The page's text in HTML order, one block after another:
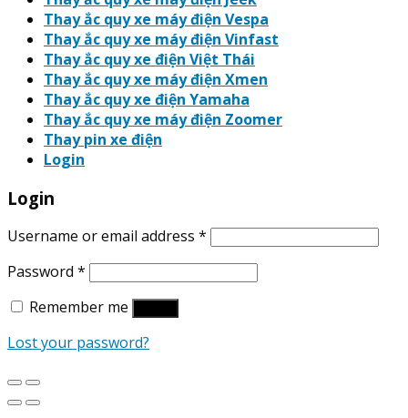
Thay ắc quy xe máy điện Vespa
Thay ắc quy xe máy điện Vinfast
Thay ắc quy xe điện Việt Thái
Thay ắc quy xe máy điện Xmen
Thay ắc quy xe điện Yamaha
Thay ắc quy xe máy điện Zoomer
Thay pin xe điện
Login
Login
Username or email address *
Password *
Remember me
Lost your password?